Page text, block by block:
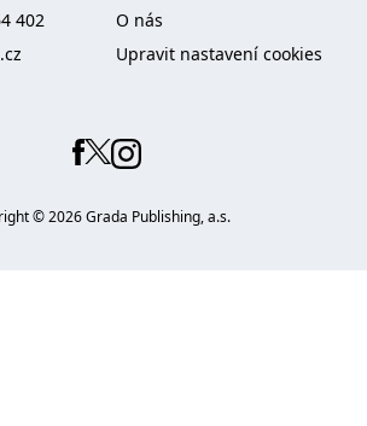
402
O nás
Upravit nastavení cookies
©2026Grada Publishing, a.s.